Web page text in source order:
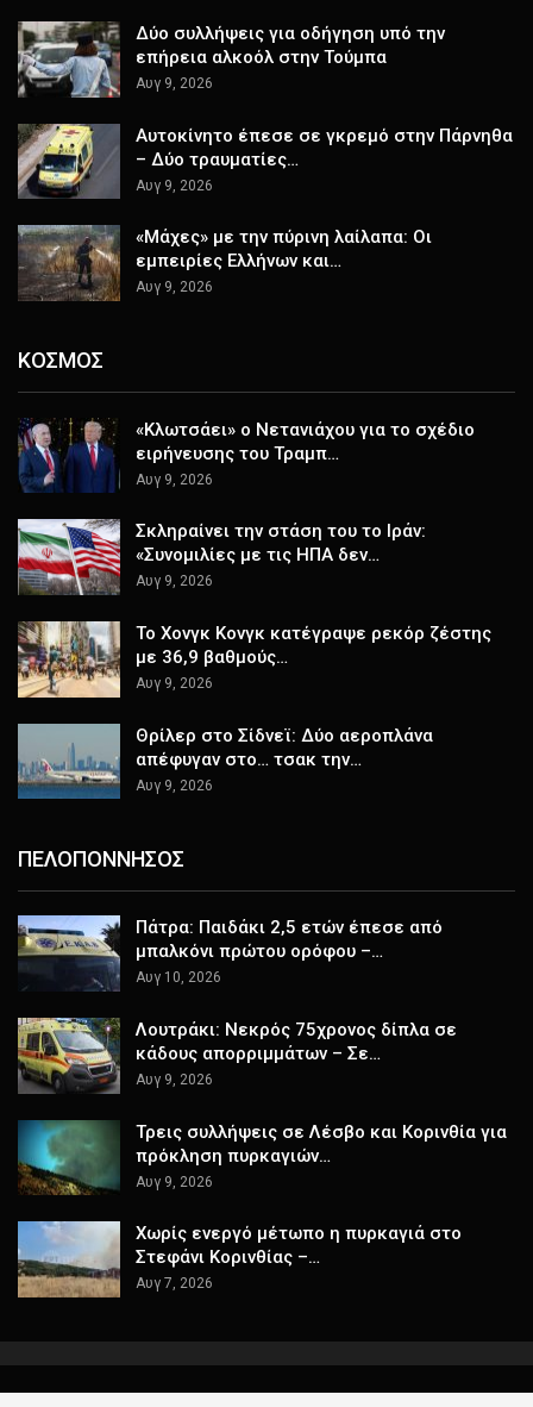
Δύο συλλήψεις για οδήγηση υπό την
επήρεια αλκοόλ στην Τούμπα
Αυγ 9, 2026
Αυτοκίνητο έπεσε σε γκρεμό στην Πάρνηθα
– Δύο τραυματίες…
Αυγ 9, 2026
«Μάχες» με την πύρινη λαίλαπα: Οι
εμπειρίες Ελλήνων και…
Αυγ 9, 2026
ΚΟΣΜΟΣ
«Κλωτσάει» ο Νετανιάχου για το σχέδιο
ειρήνευσης του Τραμπ…
Αυγ 9, 2026
Σκληραίνει την στάση του το Ιράν:
«Συνομιλίες με τις ΗΠΑ δεν…
Αυγ 9, 2026
Το Χονγκ Κονγκ κατέγραψε ρεκόρ ζέστης
με 36,9 βαθμούς…
Αυγ 9, 2026
Θρίλερ στο Σίδνεϊ: Δύο αεροπλάνα
απέφυγαν στο… τσακ την…
Αυγ 9, 2026
ΠΕΛΟΠΟΝΝΗΣΟΣ
Πάτρα: Παιδάκι 2,5 ετών έπεσε από
μπαλκόνι πρώτου ορόφου –…
Αυγ 10, 2026
Λουτράκι: Νεκρός 75χρονος δίπλα σε
κάδους απορριμμάτων – Σε…
Αυγ 9, 2026
Τρεις συλλήψεις σε Λέσβο και Κορινθία για
πρόκληση πυρκαγιών…
Αυγ 9, 2026
Χωρίς ενεργό μέτωπο η πυρκαγιά στο
Στεφάνι Κορινθίας –…
Αυγ 7, 2026